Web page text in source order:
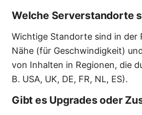
Welche Serverstandorte
Wichtige Standorte sind in der
Nähe (für Geschwindigkeit)
von Inhalten in Regionen, die
B. USA, UK, DE, FR, NL, ES).
Gibt es Upgrades oder